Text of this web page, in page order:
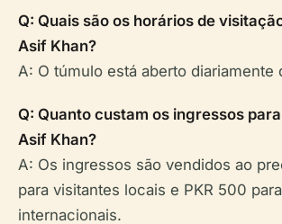
Q: Quais são os horários de
Asif Khan?
A: O túmulo está aberto diariamente
Q: Quanto custam os ingressos
Asif Khan?
A: Os ingressos são vendidos ao
para visitantes locais e PKR 500
internacionais.